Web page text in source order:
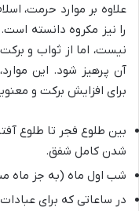
علاوه بر موارد حرمت،
را نیز مکروه دانسته
نیست، اما از ثواب و
آن پرهیز شود. این
برای افزایش برکت و
بین طلوع فجر تا طلوع
شدن کامل شفق.
شب اول ماه (به جز ماه
در ساعاتی که برای